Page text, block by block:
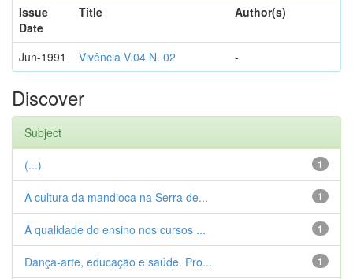
Issue
Date
Title Author(s)
Jun-1991 Vivência V.04 N. 02 -
Discover
Subject
1
(...)
1
A cultura da mandioca na Serra de...
1
A qualidade do ensino nos cursos ...
1
Dança-arte, educação e saúde. Pro...